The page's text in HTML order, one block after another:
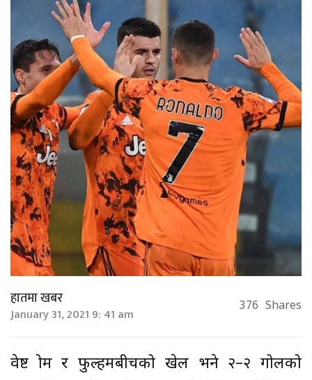
हातमा खबर
January 31, 2021 9: 41 am 376 Shares
वेष्ट ब्रोम र फुल्हमबीचको खेल भने २–२ गोलको